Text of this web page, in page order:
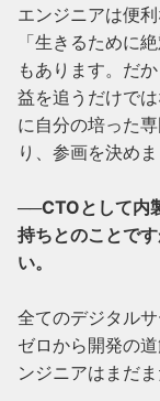
エンジニアは便
「生きるために
もあります。だ
益を追うだけで
に自分の培った
り、参画を決めま
──CTOとして内
持ちとのことで
い。
全てのデジタル
ゼロから開発の
ンジニアはまだ